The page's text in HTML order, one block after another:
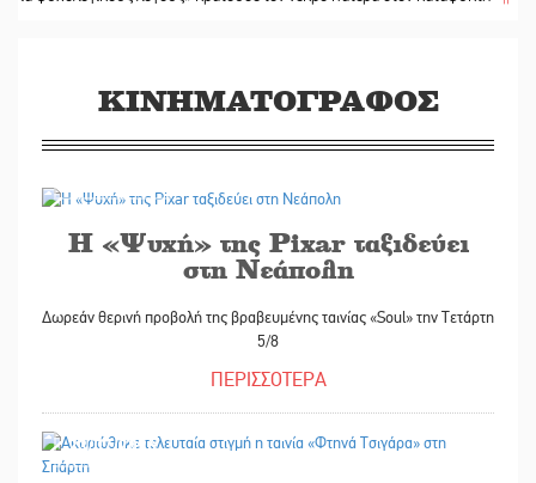
ΚΙΝΗΜΑΤΟΓΡΑΦΟΣ
Η «Ψυχή» της Pixar ταξιδεύει
στη Νεάπολη
Δωρεάν θερινή προβολή της βραβευμένης ταινίας «Soul» την Τετάρτη
5/8
ΠΕΡΙΣΣΟΤΕΡΑ
23/07/2026